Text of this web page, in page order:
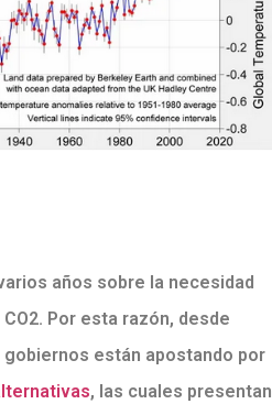
años sobre la necesidad
Por esta razón, desde
están apostando por
, las cuales presentan